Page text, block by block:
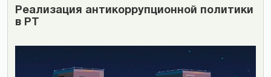
Реализация антикоррупционной политики
в РТ